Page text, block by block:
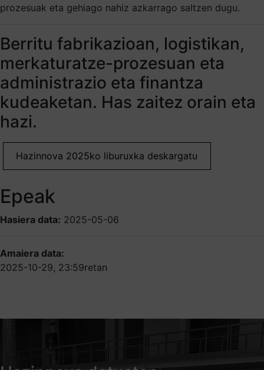
prozesuak eta gehiago nahiz azkarrago saltzen dugu.
Berritu fabrikazioan, logistikan,
merkaturatze-prozesuan eta
administrazio eta finantza
kudeaketan. Has zaitez orain eta
hazi.
Hazinnova 2025ko liburuxka deskargatu
Epeak
Hasiera data: 2025-05-06
Amaiera data:
2025-10-29, 23:59retan